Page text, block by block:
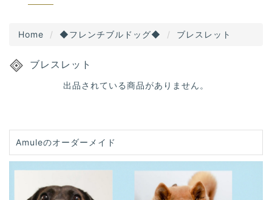
Home ◆フレンチブルドッグ◆ ブレスレット
ブレスレット
出品されている商品がありません。
Amuleのオーダーメイド